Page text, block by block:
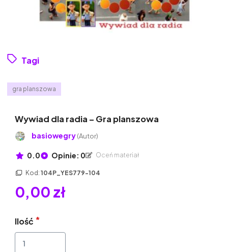
Tagi
gra planszowa
Wywiad dla radia – Gra planszowa
basiowegry(Autor)
0.0 Opinie: 0 Oceń materiał
Kod: 104P_YES779-104
0,00 zł
Ilość